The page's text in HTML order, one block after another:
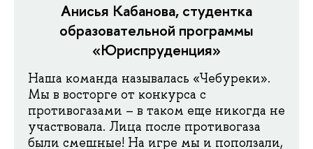
Анисья Кабанова, студентка
образовательной программы
«Юриспруденция»
Наша команда называлась «Чебуреки».
Мы в восторге от конкурса с
противогазами – в таком еще никогда не
участвовала. Лица после противогаза
были смешные! На игре мы и поползали,